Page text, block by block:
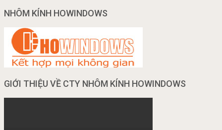
NHÔM KÍNH HOWINDOWS
GIỚI THIỆU VỀ CTY NHÔM KÍNH HOWINDOWS